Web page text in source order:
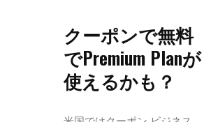
クーポンで無料
でPremium Planが
使えるかも？